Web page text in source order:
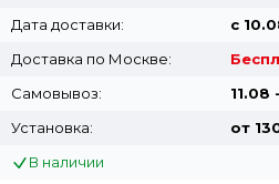
Дата доставки:
с
Доставка по Москве:
Самовывоз:
11.08 -
Установка:
от
В наличии